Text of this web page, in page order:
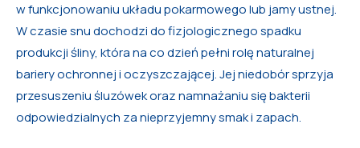
w funkcjonowaniu układu pokarmowego lub jamy ustnej.
W czasie snu dochodzi do fizjologicznego spadku
produkcji śliny, która na co dzień pełni rolę naturalnej
bariery ochronnej i oczyszczającej. Jej niedobór sprzyja
przesuszeniu śluzówek oraz namnażaniu się bakterii
odpowiedzialnych za nieprzyjemny smak i zapach.